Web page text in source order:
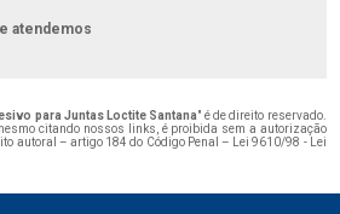
atendemos
para Juntas Loctite Santana" é de direito reservado.
citando nossos links, é proibida sem a autorização
autoral – artigo 184 do Código Penal –
Lei 9610/98 - Lei